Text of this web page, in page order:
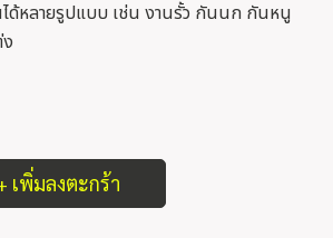
ได้หลายรูปแบบ เช่น งานรั้ว กันนก กันหนู
เพิ่มลงตะกร้า